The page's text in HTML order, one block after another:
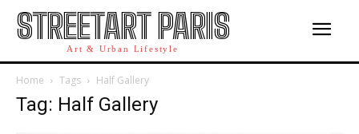
STREETART PARIS
Art & Urban Lifestyle
Home Tags Half Gallery
Tag: Half Gallery